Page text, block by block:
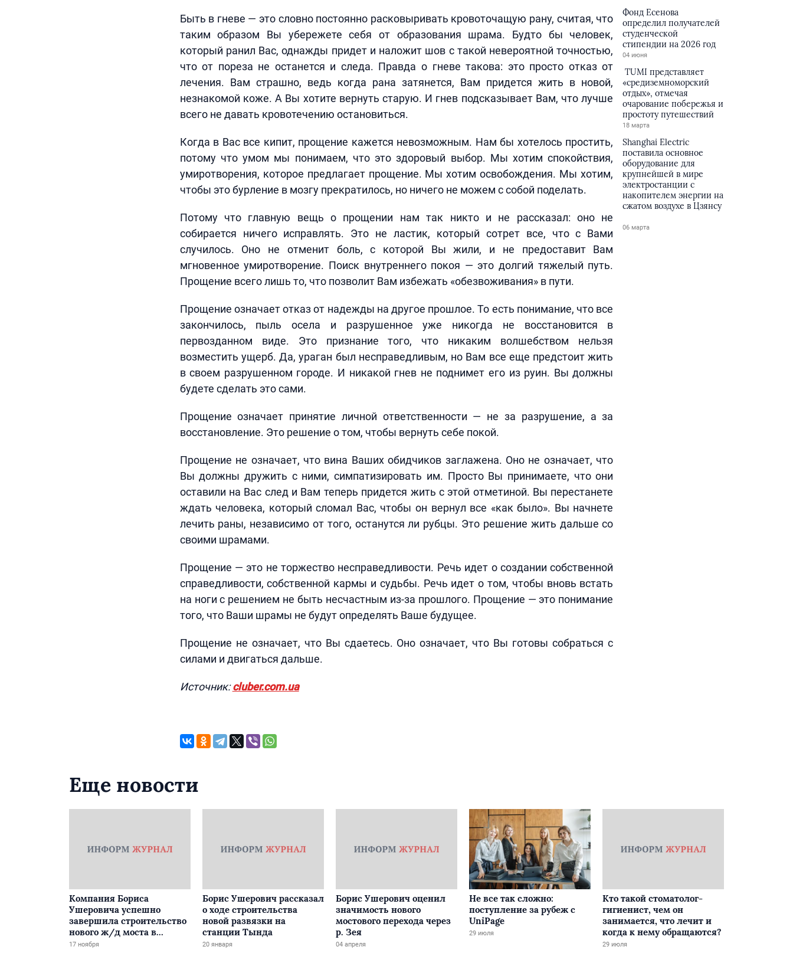
Быть в гневе — это словно постоянно расковыривать кровоточащую рану, считая, что
таким образом Вы убережете себя от образования шрама. Будто бы человек,
который ранил Вас, однажды придет и наложит шов с такой невероятной точностью,
что от пореза не останется и следа. Правда о гневе такова: это просто отказ от
лечения. Вам страшно, ведь когда рана затянется, Вам придется жить в новой,
незнакомой коже. А Вы хотите вернуть старую. И гнев подсказывает Вам, что лучше
всего не давать кровотечению остановиться.
Когда в Вас все кипит, прощение кажется невозможным. Нам бы хотелось простить,
потому что умом мы понимаем, что это здоровый выбор. Мы хотим спокойствия,
умиротворения, которое предлагает прощение. Мы хотим освобождения. Мы хотим,
чтобы это бурление в мозгу прекратилось, но ничего не можем с собой поделать.
Потому что главную вещь о прощении нам так никто и не рассказал: оно не
собирается ничего исправлять. Это не ластик, который сотрет все, что с Вами
случилось. Оно не отменит боль, с которой Вы жили, и не предоставит Вам
мгновенное умиротворение. Поиск внутреннего покоя — это долгий тяжелый путь.
Прощение всего лишь то, что позволит Вам избежать «обезвоживания» в пути.
Прощение означает отказ от надежды на другое прошлое. То есть понимание, что все
закончилось, пыль осела и разрушенное уже никогда не восстановится в
первозданном виде. Это признание того, что никаким волшебством нельзя
возместить ущерб. Да, ураган был несправедливым, но Вам все еще предстоит жить
в своем разрушенном городе. И никакой гнев не поднимет его из руин. Вы должны
будете сделать это сами.
Прощение означает принятие личной ответственности — не за разрушение, а за
восстановление. Это решение о том, чтобы вернуть себе покой.
Прощение не означает, что вина Ваших обидчиков заглажена. Оно не означает, что
Вы должны дружить с ними, симпатизировать им. Просто Вы принимаете, что они
оставили на Вас след и Вам теперь придется жить с этой отметиной. Вы перестанете
ждать человека, который сломал Вас, чтобы он вернул все «как было». Вы начнете
лечить раны, независимо от того, останутся ли рубцы. Это решение жить дальше со
своими шрамами.
Прощение — это не торжество несправедливости. Речь идет о создании собственной
справедливости, собственной кармы и судьбы. Речь идет о том, чтобы вновь встать
на ноги с решением не быть несчастным из-за прошлого. Прощение — это понимание
того, что Ваши шрамы не будут определять Ваше будущее.
Прощение не означает, что Вы сдаетесь. Оно означает, что Вы готовы собраться с
силами и двигаться дальше.
Источник:cluber.com.ua
Фонд Есенова
определил получателей
студенческой
стипендии на 2026 год
04 июня
TUMI представляет
«средиземноморский
отдых», отмечая
очарование побережья и
простоту путешествий
18 марта
Shanghai Electric
поставила основное
оборудование для
крупнейшей в мире
электростанции с
накопителем энергии на
сжатом воздухе в Цзянсу
06 марта
Еще новости
Компания Бориса
Ушеровича успешно
завершила строительство
нового ж/д моста в
Забайкалье
17 ноября
Борис Ушерович рассказал
о ходе строительства
новой развязки на
станции Тында
20 января
Борис Ушерович оценил
значимость нового
мостового перехода через
р. Зея
04 апреля
Не все так сложно:
поступление за рубеж с
UniPage
29 июля
Кто такой стоматолог-
гигиенист, чем он
занимается, что лечит и
когда к нему обращаются?
29 июля